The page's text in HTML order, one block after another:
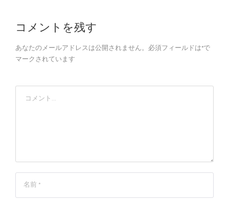
コメントを残す
あなたのメールアドレスは公開されません。必須フィールドは*で
マークされています